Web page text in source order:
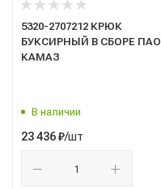
5320-2707212 КРЮК
БУКСИРНЫЙ В СБОРЕ ПАО
КАМАЗ
В наличии
23 436₽/шт